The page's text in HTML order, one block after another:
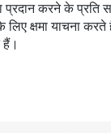
प्रदान करने के प्रति
लिए क्षमा याचना